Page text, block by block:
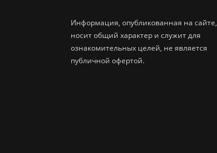
Информация, опубликованная на сайте,
носит общий характер и служит для
ознакомительных целей, не является
публичной офертой.